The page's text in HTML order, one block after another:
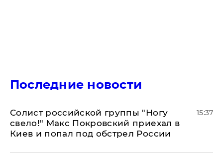
Последние новости
Солист российской группы "Ногу
свело!" Макс Покровский приехал в
Киев и попал под обстрел России
15:37